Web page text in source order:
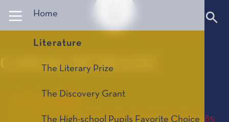
Home
Literature
The Literary Prize
The Discovery Grant
The High-school Pupils Favorite Choice
Goffredo PETRASSI
For all$
Le Prix de Composition Musicale, édition 1985